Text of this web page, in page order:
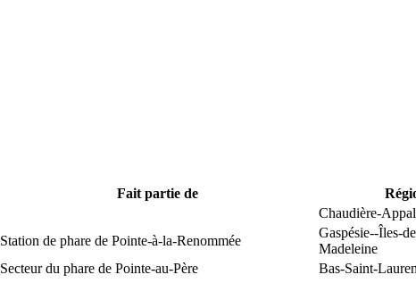
Fait partie de
Chaudière-
Station de phare de Pointe-à-la-Renommée
Gaspésie--Îles-
Madeleine
Secteur du phare de Pointe-au-Père Bas-Saint-